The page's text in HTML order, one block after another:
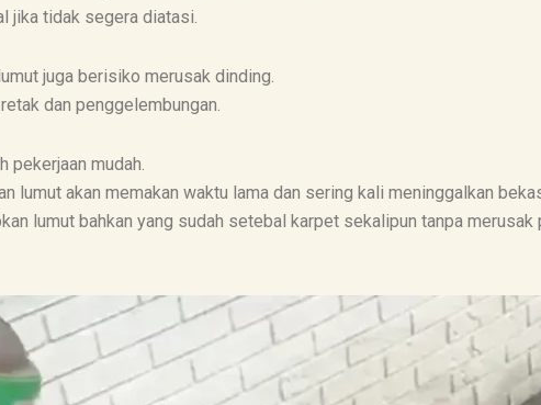
jika tidak segera diatasi.
juga berisiko merusak dinding.
dan penggelembungan.
pekerjaan mudah.
lumut akan memakan waktu lama dan sering kali meninggalkan
lumut bahkan yang sudah setebal karpet sekalipun tanpa merusak